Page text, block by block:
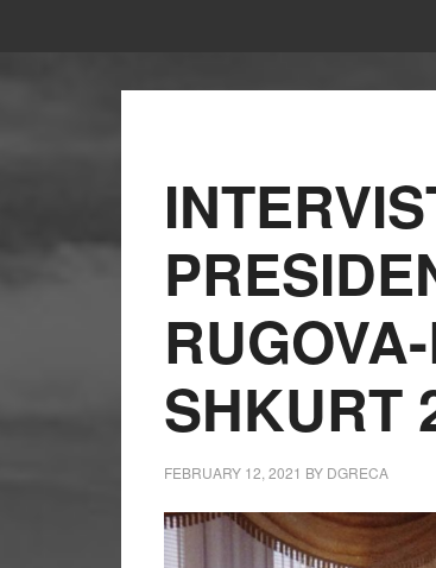
SHKURT
FEBRUARY 12, 2021 BY DGRECA